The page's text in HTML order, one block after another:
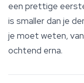
een prettige
is smaller dan je
je moet weten,
ochtend erna.